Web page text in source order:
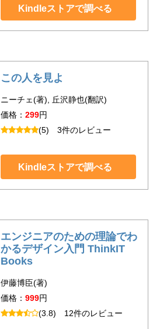
Kindleストアで調べる
この人を見よ
ニーチェ(著), 丘沢静也(翻訳)
価格： 299円
(5) 3件のレビュー
Kindleストアで調べる
エンジニアのための理論でわ
かるデザイン入門 ThinkIT
Books
伊藤博臣(著)
価格： 999円
(3.8) 12件のレビュー